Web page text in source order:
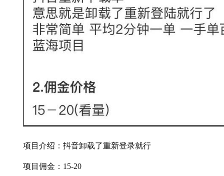
项目介绍：抖音卸载了重新登录就行
项目佣金：15-20